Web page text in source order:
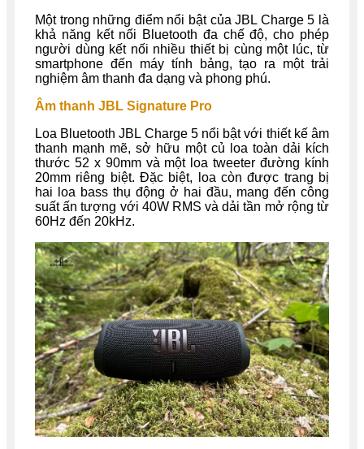
Một trong những điểm nổi bật của JBL Charge 5 là
khả năng kết nối Bluetooth đa chế độ, cho phép
người dùng kết nối nhiều thiết bị cùng một lúc, từ
smartphone đến máy tính bảng, tạo ra một trải
nghiệm âm thanh đa dạng và phong phú.
Âm thanh JBL Signature Pro
Loa Bluetooth JBL Charge 5 nổi bật với thiết kế âm
thanh mạnh mẽ, sở hữu một củ loa toàn dải kích
thước 52 x 90mm và một loa tweeter đường kính
20mm riêng biệt. Đặc biệt, loa còn được trang bị
hai loa bass thụ động ở hai đầu, mang đến công
suất ấn tượng với 40W RMS và dải tần mở rộng từ
60Hz đến 20kHz.